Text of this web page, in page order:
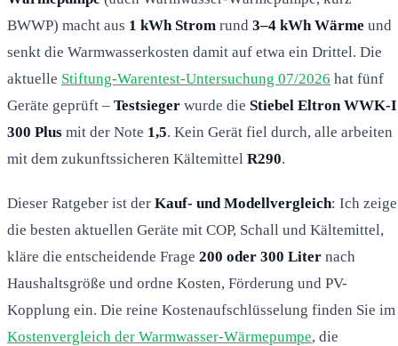
BWWP) macht aus 1 kWh Strom rund 3–4 kWh Wärme und
senkt die Warmwasserkosten damit auf etwa ein Drittel. Die
aktuelle Stiftung-Warentest-Untersuchung 07/2026 hat fünf
Geräte geprüft – Testsieger wurde die Stiebel Eltron WWK-I
300 Plus mit der Note 1,5. Kein Gerät fiel durch, alle arbeiten
mit dem zukunftssicheren Kältemittel R290.
Dieser Ratgeber ist der Kauf- und Modellvergleich: Ich zeige
die besten aktuellen Geräte mit COP, Schall und Kältemittel,
kläre die entscheidende Frage 200 oder 300 Liter nach
Haushaltsgröße und ordne Kosten, Förderung und PV-
Kopplung ein. Die reine Kostenaufschlüsselung finden Sie im
Kostenvergleich der Warmwasser-Wärmepumpe, die